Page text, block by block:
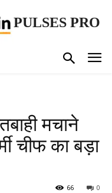
PULSES PRO
मचाने
चीफ का बड़ा
0
66